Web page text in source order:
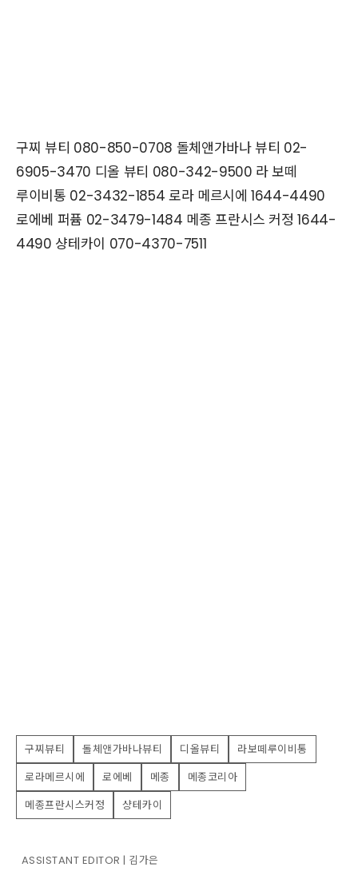
구찌 뷰티 080-850-0708 돌체앤가바나 뷰티 02-
6905-3470 디올 뷰티 080-342-9500 라 보떼
루이비통 02-3432-1854 로라 메르시에 1644-4490
로에베 퍼퓸 02-3479-1484 메종 프란시스 커정 1644-
4490 샹테카이 070-4370-7511
구찌뷰티 돌체앤가바나뷰티 디올뷰티
라보떼루이비통
로라메르시에
로에베 메종
메종코리아
메종프란시스커정
샹테카이
ASSISTANT EDITOR | 김가은